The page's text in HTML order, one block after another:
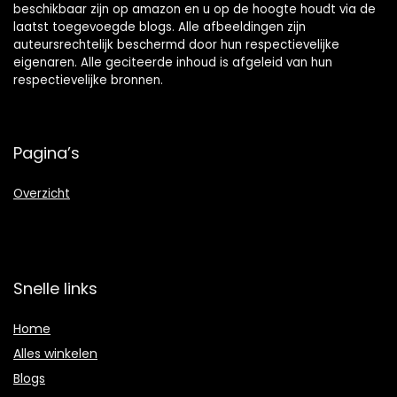
beschikbaar zijn op amazon en u op de hoogte houdt via de
laatst toegevoegde blogs. Alle afbeeldingen zijn
auteursrechtelijk beschermd door hun respectievelijke
eigenaren. Alle geciteerde inhoud is afgeleid van hun
respectievelijke bronnen.
Pagina’s
Overzicht
Snelle links
Home
Alles winkelen
Blogs